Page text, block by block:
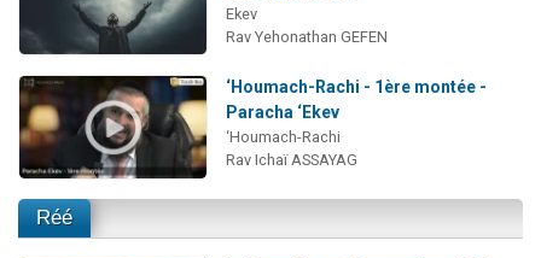
Ekev
Rav Yehonathan GEFEN
‘Houmach-Rachi - 1ère montée -
Paracha ‘Ekev
‘Houmach-Rachi
Rav Ichaï ASSAYAG
Réé